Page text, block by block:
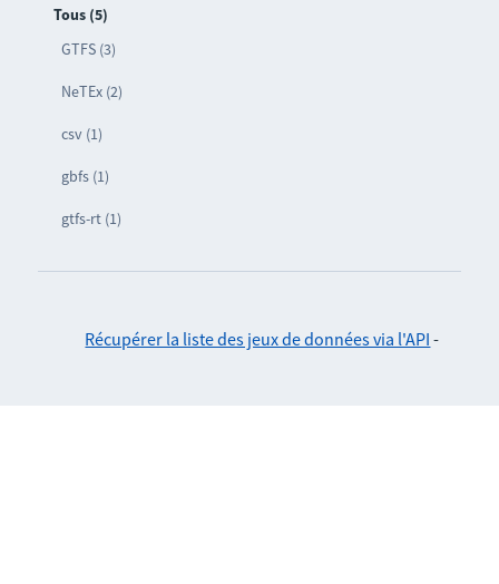
Tous (5)
GTFS (3)
NeTEx (2)
csv (1)
gbfs (1)
gtfs-rt (1)
Récupérer la liste des jeux de données via l'API -